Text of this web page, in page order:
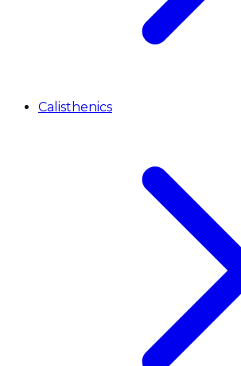
Calisthenics